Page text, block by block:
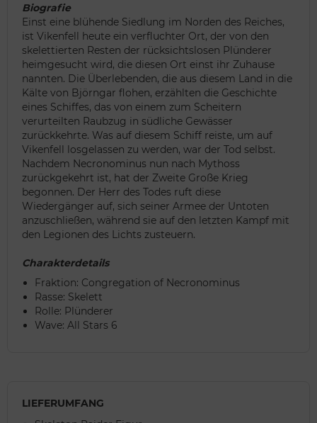
Biografie
Einst eine blühende Siedlung im Norden des Reiches,
ist Vikenfell heute ein verfluchter Ort, der von den
skelettierten Resten der rücksichtslosen Plünderer
heimgesucht wird, die diesen Ort einst ihr Zuhause
nannten. Die Überlebenden, die aus diesem Land in die
Kälte von Björngar flohen, erzählten die Geschichte
eines Schiffes, das von einem zum Scheitern
verurteilten Raubzug in südliche Gewässer
zurückkehrte. Was auf diesem Schiff reiste, um auf
Vikenfell losgelassen zu werden, war der Tod selbst.
Nachdem Necronominus nun nach Mythoss
zurückgekehrt ist, hat der Zweite Große Krieg
begonnen. Der Herr des Todes ruft diese
Wiedergänger auf, sich seiner Armee der Untoten
anzuschließen, während sie auf den letzten Kampf mit
den Legionen des Lichts zusteuern.
Charakterdetails
Fraktion: Congregation of Necronominus
Rasse: Skelett
Rolle: Plünderer
Wave: All Stars 6
LIEFERUMFANG